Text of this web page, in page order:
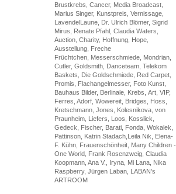
Brustkrebs, Cancer, Media Broadcast,
Marius Singer, Kunstpreis, Vernissage,
LavendelLaune, Dr. Ulrich Blömer, Sigrid
Mirus, Renate Pfahl, Claudia Waters,
Auction, Charity, Hoffnung, Hope,
Ausstellung, Freche
Früchtchen, Messerschmiede, Mondrian,
Cutler, Goldsmith, Danceteam, Telekom
Baskets, Die Goldschmiede, Red Carpet,
Promis, Flachangelmesser, Foto Kunst,
Bauhaus Bilder, Berlinale, Krebs, Art, VIP,
Ferres, Adorf, Wowereit, Bridges, Hoss,
Kretschmann, Jones, Kolesnikova, von
Praunheim, Liefers, Loos, Kosslick,
Gedeck, Fischer, Barati, Fonda, Wokalek,
Pattinson, Katrin Stadach,Leila Nik, Elena-
F. Kühn, Frauenschönheit, Many Children -
One World, Frank Rosenzweig, Claudia
Koopmann, Ana V., Iryna, Mi Lana, Nika
Raspberry, Jürgen Laban, LABAN's
ARTROOM